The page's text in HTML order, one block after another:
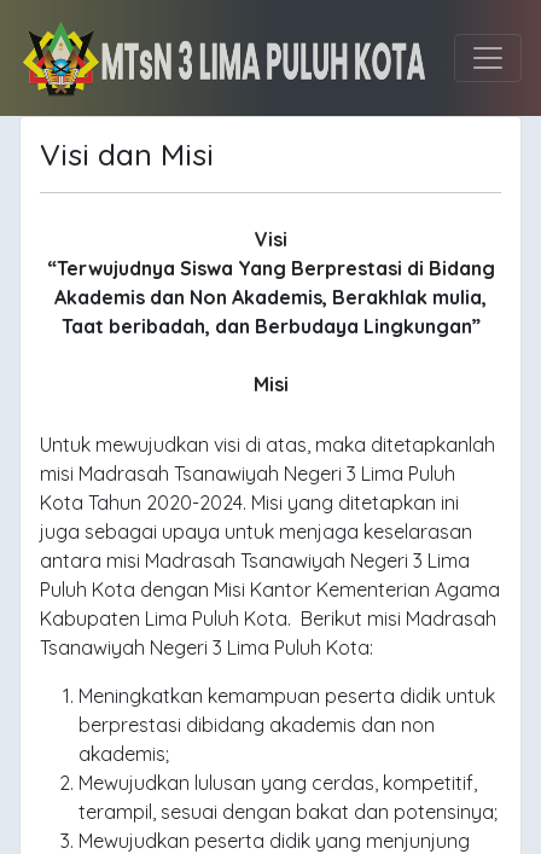
Visi dan Misi
Visi
“Terwujudnya Siswa Yang Berprestasi di Bidang
Akademis dan Non Akademis, Berakhlak mulia,
Taat beribadah, dan Berbudaya Lingkungan”
Misi
Untuk mewujudkan visi di atas, maka ditetapkanlah
misi Madrasah Tsanawiyah Negeri 3 Lima Puluh
Kota Tahun 2020-2024. Misi yang ditetapkan ini
juga sebagai upaya untuk menjaga keselarasan
antara misi Madrasah Tsanawiyah Negeri 3 Lima
Puluh Kota dengan Misi Kantor Kementerian Agama
Kabupaten Lima Puluh Kota. Berikut misi Madrasah
Tsanawiyah Negeri 3 Lima Puluh Kota:
Meningkatkan kemampuan peserta didik untuk
berprestasi dibidang akademis dan non
akademis;
Mewujudkan lulusan yang cerdas, kompetitif,
terampil, sesuai dengan bakat dan potensinya;
Mewujudkan peserta didik yang menjunjung